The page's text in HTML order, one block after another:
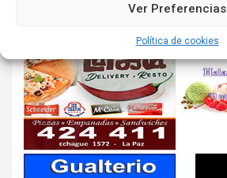
Ver Preferencias
Política de cookies